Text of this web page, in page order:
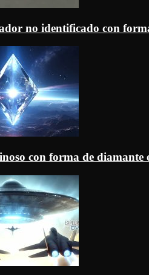
no identificado con
con forma de diamante